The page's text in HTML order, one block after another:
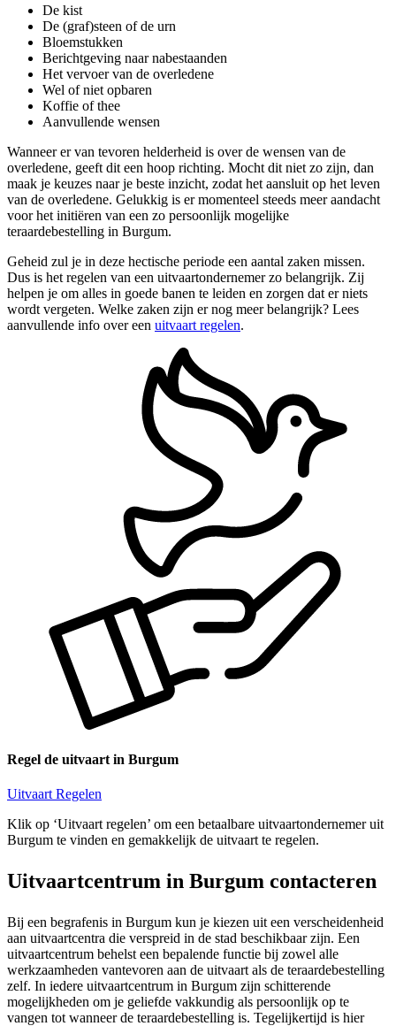
De kist
De (graf)steen of de urn
Bloemstukken
Berichtgeving naar nabestaanden
Het vervoer van de overledene
Wel of niet opbaren
Koffie of thee
Aanvullende wensen
Wanneer er van tevoren helderheid is over de wensen van de
overledene, geeft dit een hoop richting. Mocht dit niet zo zijn, dan
maak je keuzes naar je beste inzicht, zodat het aansluit op het leven
van de overledene. Gelukkig is er momenteel steeds meer aandacht
voor het initiëren van een zo persoonlijk mogelijke
teraardebestelling in Burgum.
Geheid zul je in deze hectische periode een aantal zaken missen.
Dus is het regelen van een uitvaartondernemer zo belangrijk. Zij
helpen je om alles in goede banen te leiden en zorgen dat er niets
wordt vergeten. Welke zaken zijn er nog meer belangrijk? Lees
aanvullende info over een uitvaart regelen.
Regel de uitvaart in Burgum
Uitvaart Regelen
Klik op ‘Uitvaart regelen’ om een betaalbare uitvaartondernemer uit
Burgum te vinden en gemakkelijk de uitvaart te regelen.
Uitvaartcentrum in Burgum contacteren
Bij een begrafenis in Burgum kun je kiezen uit een verscheidenheid
aan uitvaartcentra die verspreid in de stad beschikbaar zijn. Een
uitvaartcentrum behelst een bepalende functie bij zowel alle
werkzaamheden vantevoren aan de uitvaart als de teraardebestelling
zelf. In iedere uitvaartcentrum in Burgum zijn schitterende
mogelijkheden om je geliefde vakkundig als persoonlijk op te
vangen tot wanneer de teraardebestelling is. Tegelijkertijd is hier